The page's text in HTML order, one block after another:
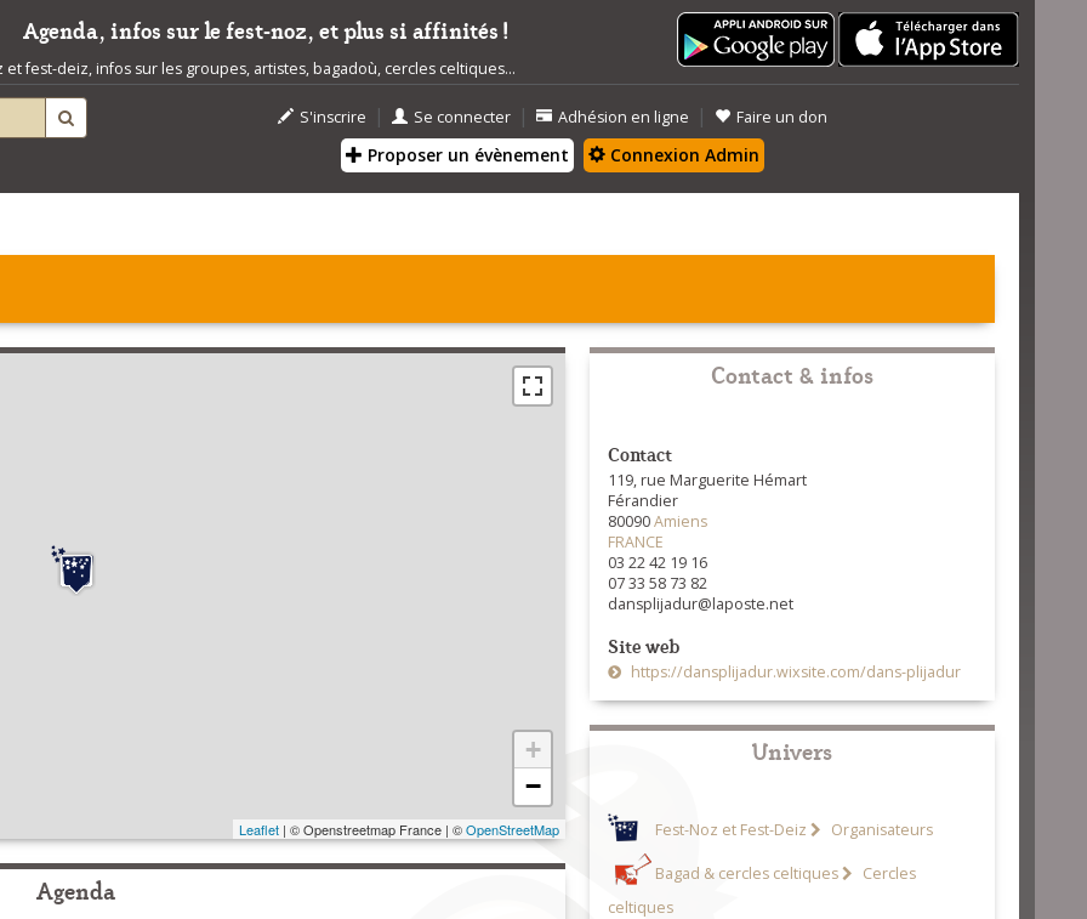
Agenda, infos sur le fest-noz, et plus si affinités !
fest-deiz, infos sur les groupes, artistes, bagadoù, cercles celtiques...
S'inscrire | Se connecter | Adhésion en ligne | Faire un don
Proposer un évènement Connexion Admin
+
−
Leaflet| © Openstreetmap France | ©OpenStreetMap
Agenda
Contact & infos
Contact
119, rue Marguerite Hémart
Férandier
80090Amiens
FRANCE
03 22 42 19 16
07 33 58 73 82
dansplijadur@laposte.net
Site web
https://dansplijadur.wixsite.com/dans-plijadur
Univers
Fest-Noz et Fest-Deiz Organisateurs
Bagad & cercles celtiques
Cercles
celtiques